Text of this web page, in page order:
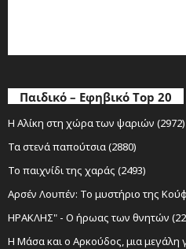
Παιδικό – Εφηβικό Top 20
Η Αλίκη στη χώρα των ψαριών (2972)
Τα στενά παπούτσια (2880)
Το παιχνίδι της χαράς (2493)
Αρσέν Λουπέν: Το μυστήριο της
ΗΡΑΚΛΗΣ" - Ο ήρωας των θνητών
Η Μάσα και ο Αρκούδος, μια μεγάλη